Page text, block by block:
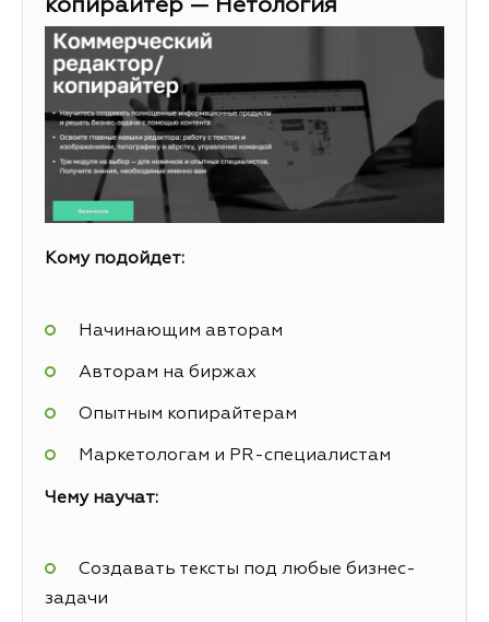
копирайтер — Нетология
Кому подойдет:
Начинающим авторам
Авторам на биржах
Опытным копирайтерам
Маркетологам и PR-специалистам
Чему научат:
Создавать тексты под любые бизнес-
задачи